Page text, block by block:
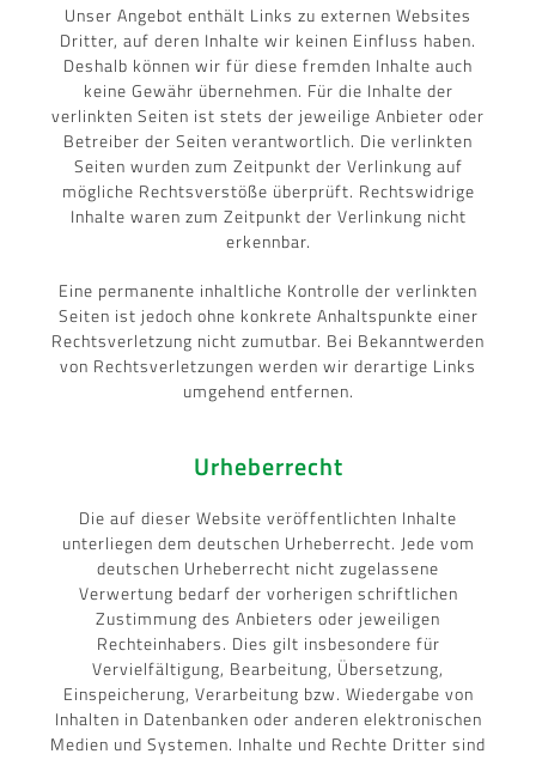
Unser Angebot enthält Links zu externen Websites
Dritter, auf deren Inhalte wir keinen Einfluss haben.
Deshalb können wir für diese fremden Inhalte auch
keine Gewähr übernehmen. Für die Inhalte der
verlinkten Seiten ist stets der jeweilige Anbieter oder
Betreiber der Seiten verantwortlich. Die verlinkten
Seiten wurden zum Zeitpunkt der Verlinkung auf
mögliche Rechtsverstöße überprüft. Rechtswidrige
Inhalte waren zum Zeitpunkt der Verlinkung nicht
erkennbar.
Eine permanente inhaltliche Kontrolle der verlinkten
Seiten ist jedoch ohne konkrete Anhaltspunkte einer
Rechtsverletzung nicht zumutbar. Bei Bekanntwerden
von Rechtsverletzungen werden wir derartige Links
umgehend entfernen.
Urheberrecht
Die auf dieser Website veröffentlichten Inhalte
unterliegen dem deutschen Urheberrecht. Jede vom
deutschen Urheberrecht nicht zugelassene
Verwertung bedarf der vorherigen schriftlichen
Zustimmung des Anbieters oder jeweiligen
Rechteinhabers. Dies gilt insbesondere für
Vervielfältigung, Bearbeitung, Übersetzung,
Einspeicherung, Verarbeitung bzw. Wiedergabe von
Inhalten in Datenbanken oder anderen elektronischen
Medien und Systemen. Inhalte und Rechte Dritter sind